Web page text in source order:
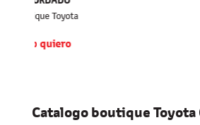
Catalogo boutique Toyota